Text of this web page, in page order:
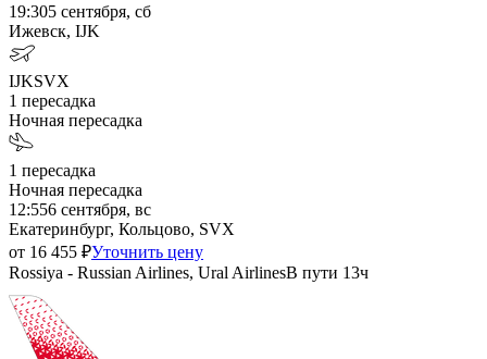
19:305 сентября, сб
Ижевск, IJK
IJKSVX
1 пересадка
Ночная пересадка
1 пересадка
Ночная пересадка
12:556 сентября, вс
Екатеринбург, Кольцово, SVX
от 16 455 ₽Уточнить цену
Rossiya - Russian Airlines, Ural AirlinesВ пути 13ч